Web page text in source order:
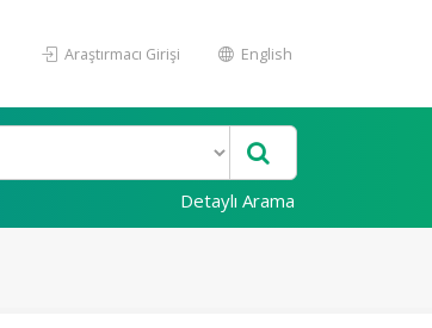
Araştırmacı Girişi English
Detaylı Arama